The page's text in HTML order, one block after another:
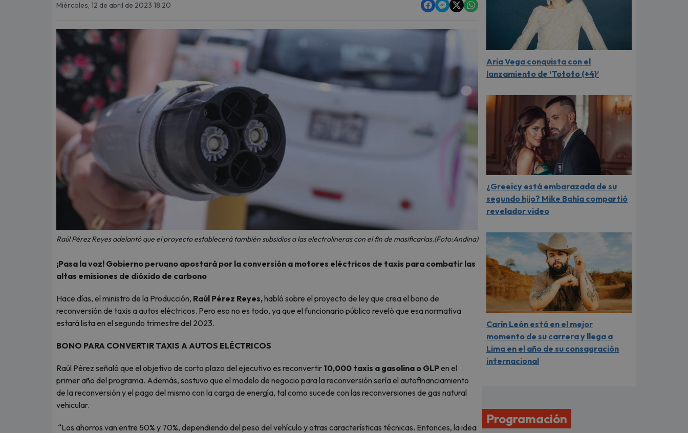
Miércoles, 12 de abril de 2023 18:20
Raúl Pérez Reyes adelantó que el proyecto establecerá también subsidios a las electrolineras con el fin de masificarlas.(Foto:Andina)
¡Pasa la voz! Gobierno peruano apostará por la conversión a motores eléctricos de taxis para combatir las
altas emisiones de dióxido de carbono
Hace días, el ministro de la Producción, Raúl Pérez Reyes,habló sobre el proyecto de ley que crea el bono de
reconversión de taxis a autos eléctricos. Pero eso no es todo, ya que el funcionario público reveló que esa normativa
estará lista en el segundo trimestre del 2023.
BONO PARA CONVERTIR TAXIS A AUTOS ELÉCTRICOS
Raúl Pérez señaló que el objetivo de corto plazo del ejecutivo es reconvertir 10,000 taxis a gasolina o GLPen el
primer año del programa. Además, sostuvo que el modelo de negocio para la reconversión sería el autofinanciamiento
de la reconversión y el pago del mismo con la carga de energía, tal como sucede con las reconversiones de gas natural
vehicular.
“Los ahorros van entre 50% y 70%, dependiendo del peso del vehículo y otras características técnicas. Entonces, la idea
Aria Vega conquista con el
lanzamiento de ‘Tototo (+4)’
¿Greeicy está embarazada de su
segundo hijo? Mike Bahía compartió
revelador video
Carín León está en el mejor
momento de su carrera y llega a
Lima en el año de su consagración
internacional
Programación